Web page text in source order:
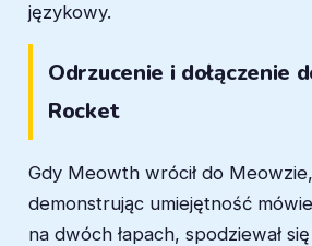
językowy.
Odrzucenie i dołączenie
Rocket
Gdy Meowth wrócił do
demonstrując umiejętność
na dwóch łapach, spodziewał